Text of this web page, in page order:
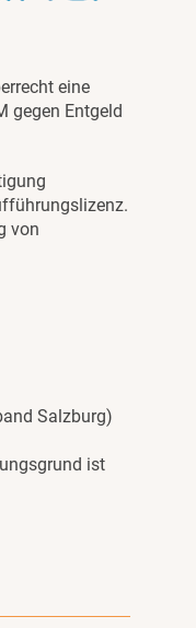
eine
gegen Entgeld
von
Salzburg)
ist